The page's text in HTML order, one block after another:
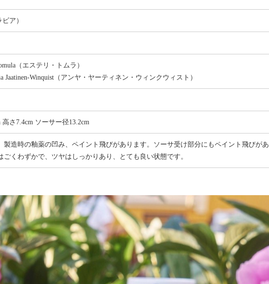
ア）
（エステリ・トムラ）
Jaatinen-Winquist（アンヤ・ヤーティネン・ウィンクウィスト）
高さ7.4cm ソーサー径13.2cm
製造時の釉薬の凹み、ペイント飛びがあります。ソーサ受け部分にもペイント飛びがあ
ごくわずかで、ツヤはしっかりあり、とても良い状態です。